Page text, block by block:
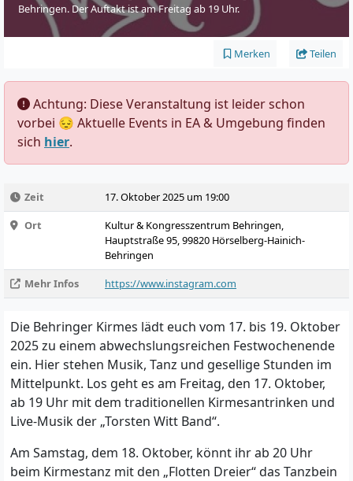
Behringen. Der Auftakt ist am Freitag ab 19 Uhr.
Merken Teilen
️ Achtung: Diese Veranstaltung ist leider schon
vorbei 😔 Aktuelle Events in EA & Umgebung finden
sich hier.
Zeit
17. Oktober 2025 um 19:00
Ort
Kultur & Kongresszentrum Behringen,
Hauptstraße 95, 99820 Hörselberg-Hainich-
Behringen
Mehr Infos
https://www.instagram.com
Die Behringer Kirmes lädt euch vom 17. bis 19. Oktober
2025 zu einem abwechslungsreichen Festwochenende
ein. Hier stehen Musik, Tanz und gesellige Stunden im
Mittelpunkt. Los geht es am Freitag, den 17. Oktober,
ab 19 Uhr mit dem traditionellen Kirmesantrinken und
Live-Musik der „Torsten Witt Band“.
Am Samstag, dem 18. Oktober, könnt ihr ab 20 Uhr
beim Kirmestanz mit den „Flotten Dreier“ das Tanzbein